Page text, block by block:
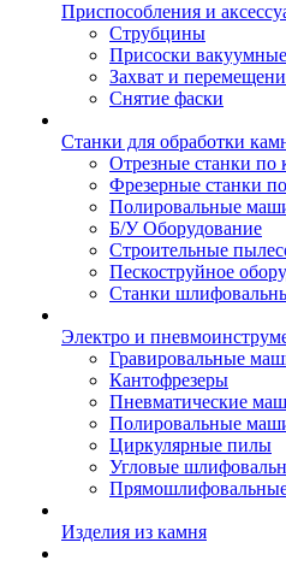
Приспособления и
Струбцины
Присоски вакуумные
Захват и
Снятие фаски
Станки для обработки
Отрезные станки по
Фрезерные станки
Полировальные
Б/У Оборудование
Строительные
Пескоструйное
Станки
Электро и
Гравировальные
Кантофрезеры
Пневматические
Полировальные
Циркулярные пилы
Угловые
Изделия из камня